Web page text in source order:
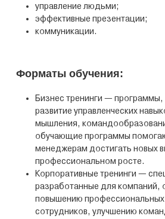
управление людьми;
эффективные презентации;
коммуникации.
Форматы обучения:
Бизнес тренинги — программы,
развитие управленческих
мышления,
обучающие программы
менеджерам достигать новых
профессиональном росте.
Корпоративные тренинги —
разработанные для компаний,
повышению профессиональных
сотрудников, улучшению